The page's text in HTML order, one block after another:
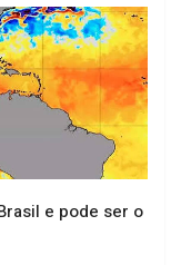
e pode ser o